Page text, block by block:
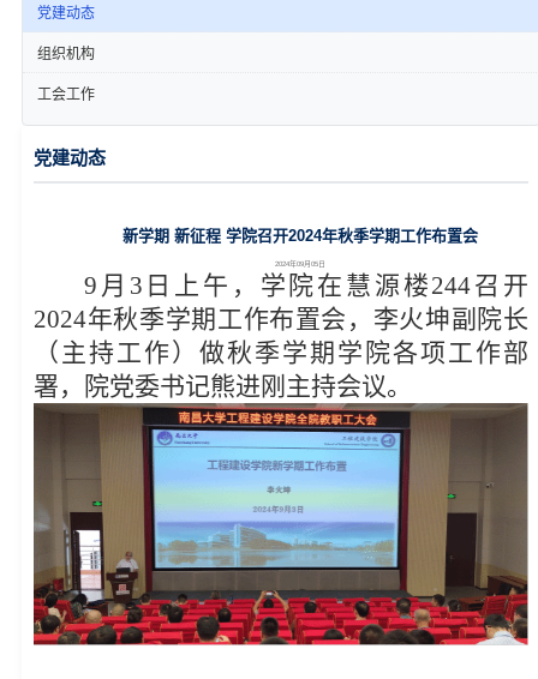
党建动态
组织机构
工会工作
党建动态
新学期 新征程 学院召开2024年秋季学期工作布置会
2024年09月05日
9月3日上午，学院在慧源楼244召开
2024年秋季学期工作布置会，李火坤副院长
（主持工作）做秋季学期学院各项工作部
署，院党委书记熊进刚主持会议。